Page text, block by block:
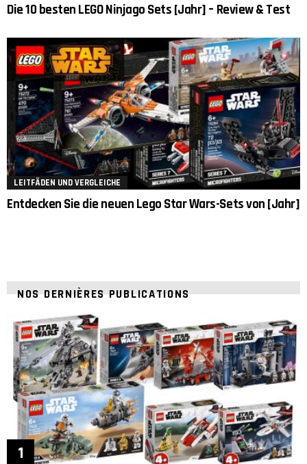
Die 10 besten LEGO Ninjago Sets [Jahr] – Review & Test
LEITFÄDEN UND VERGLEICHE
Entdecken Sie die neuen Lego Star Wars-Sets von [Jahr]
NOS DERNIÈRES PUBLICATIONS